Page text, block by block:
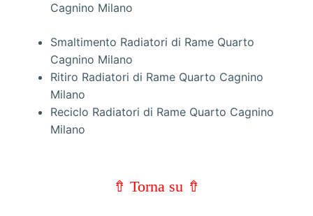
Cagnino Milano
Smaltimento Radiatori di Rame Quarto
Cagnino Milano
Ritiro Radiatori di Rame Quarto Cagnino
Milano
Reciclo Radiatori di Rame Quarto Cagnino
Milano
⇮ Torna su ⇮